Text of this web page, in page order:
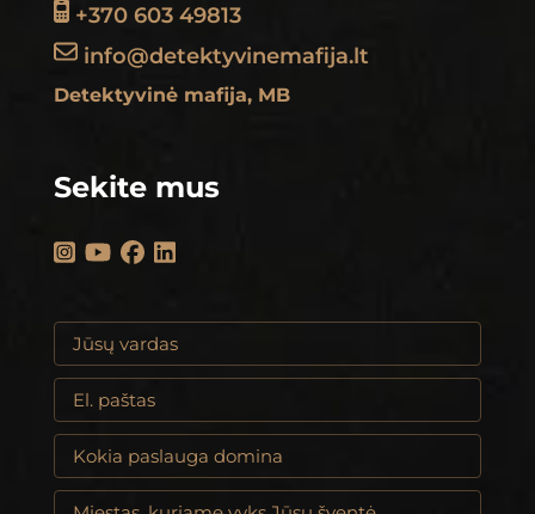
+370 603 49813
info@detektyvinemafija.lt
Detektyvinė mafija, MB
Sekite mus